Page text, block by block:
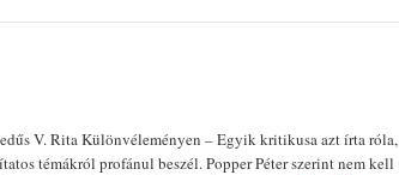
V. Rita Különvéleményen – Egyik kritikusa azt írta róla,
témákról profánul beszél. Popper Péter szerint nem kell